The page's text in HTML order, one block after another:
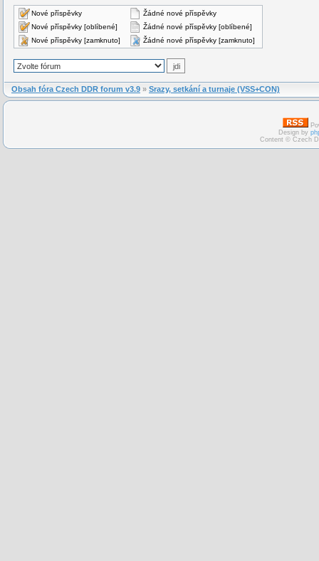
Nové příspěvky
Žádné nové příspěvky
Nové příspěvky [oblíbené]
Žádné nové příspěvky [oblíbené]
Nové příspěvky [zamknuto]
Žádné nové příspěvky [zamknuto]
Obsah fóra Czech DDR forum v3.9 » Srazy, setkání a turnaje (VSS+CON)
Design by
Content © Czech